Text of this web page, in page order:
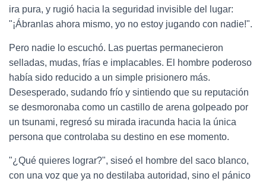
ira pura, y rugió hacia la seguridad invisible del lugar:
"¡Ábranlas ahora mismo, yo no estoy jugando con nadie!".
Pero nadie lo escuchó. Las puertas permanecieron
selladas, mudas, frías e implacables. El hombre poderoso
había sido reducido a un simple prisionero más.
Desesperado, sudando frío y sintiendo que su reputación
se desmoronaba como un castillo de arena golpeado por
un tsunami, regresó su mirada iracunda hacia la única
persona que controlaba su destino en ese momento.
"¿Qué quieres lograr?", siseó el hombre del saco blanco,
con una voz que ya no destilaba autoridad, sino el pánico